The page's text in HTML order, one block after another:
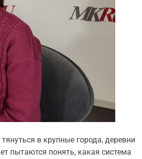
в крупные города, деревни
пытаются понять, какая система